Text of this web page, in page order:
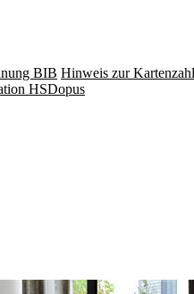
BIB Hinweis zur
HSDopus